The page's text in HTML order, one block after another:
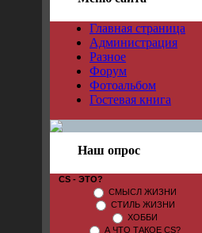
Главная страница
Администрация
Разное
Форум
Фотоальбом
Гостевая книга
Наш опрос
CS - ЭТО?
СМЫСЛ ЖИЗНИ
СТИЛЬ ЖИЗНИ
ХОББИ
А ЧТО ТАКОЕ CS?